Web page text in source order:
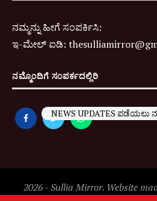
ನಮ್ಮನ್ನು ಹೀಗೆ ಸಂಪರ್ಕಿಸಿ:
ಇ-ಮೇಲ್ ಐಡಿ:
ನಮ್ಮೊಂದಿಗೆ ಸಂಪರ್ಕದಲ್ಲಿರಿ
2026 - Sullia Mirror. Website
NEWS UPDATES ಪಡೆಯಲು